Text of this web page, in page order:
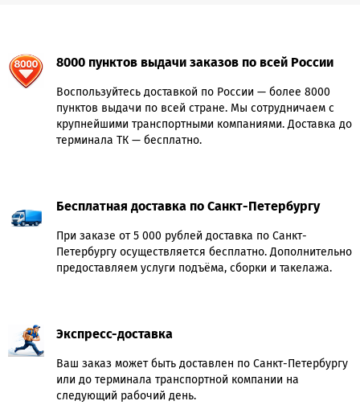
8000 пунктов выдачи заказов по всей России
Воспользуйтесь доставкой по России — более 8000
пунктов выдачи по всей стране. Мы сотрудничаем с
крупнейшими транспортными компаниями. Доставка до
терминала ТК — бесплатно.
Бесплатная доставка по Санкт-Петербургу
При заказе от 5 000 рублей доставка по Санкт-
Петербургу осуществляется бесплатно. Дополнительно
предоставляем услуги подъёма, сборки и такелажа.
Экспресс-доставка
Ваш заказ может быть доставлен по Санкт-Петербургу
или до терминала транспортной компании на
следующий рабочий день.